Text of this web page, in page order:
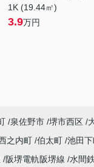
1K (19.44㎡)
3.9万円
泉佐野市 堺市西区
之内町 伯太町 池田
阪堺電軌阪堺線 水間